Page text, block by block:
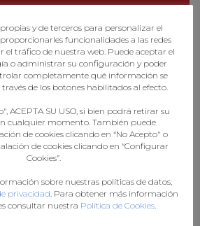
y de terceros para personalizar el
funcionalidades a las redes
el tráfico de nuestra web. Puede aceptar el
o administrar su configuración y poder
completamente qué información se
de los botones habilitados al efecto.
ACEPTA SU USO, si bien podrá retirar su
cualquier momento. También puede
de cookies clicando en “No Acepto" o
de cookies clicando en “Configurar
Cookies”.
sobre nuestras políticas de datos,
privacidad . Para obtener más información
consultar nuestra Política de Cookies